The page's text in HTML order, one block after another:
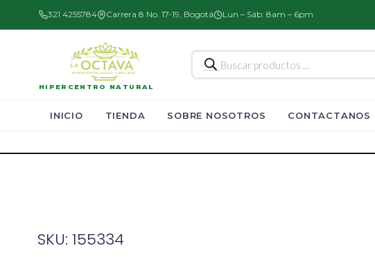
321 4255784 Carrera 8 No. 17-19, Bogotá Lun – Sáb: 8am – 6pm
HIPERCENTRO NATURAL
Búsqueda
de
productos
INICIO TIENDA SOBRE NOSOTROS CONTACTANOS
SKU: 155334